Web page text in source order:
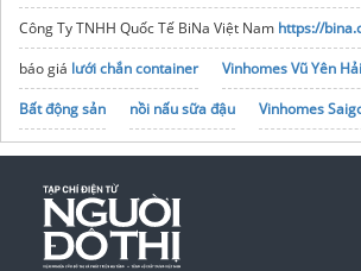
Công Ty TNHH Quốc Tế BiNa Việt Nam https://
báo giá lưới chắn container
Vinhomes Vũ Yên
Bất động sản
nồi nấu sữa đậu
Vinhomes
ve may bay
Tập đoàn Bcons Group
noxh K Home Avenue Nhơn Trạch